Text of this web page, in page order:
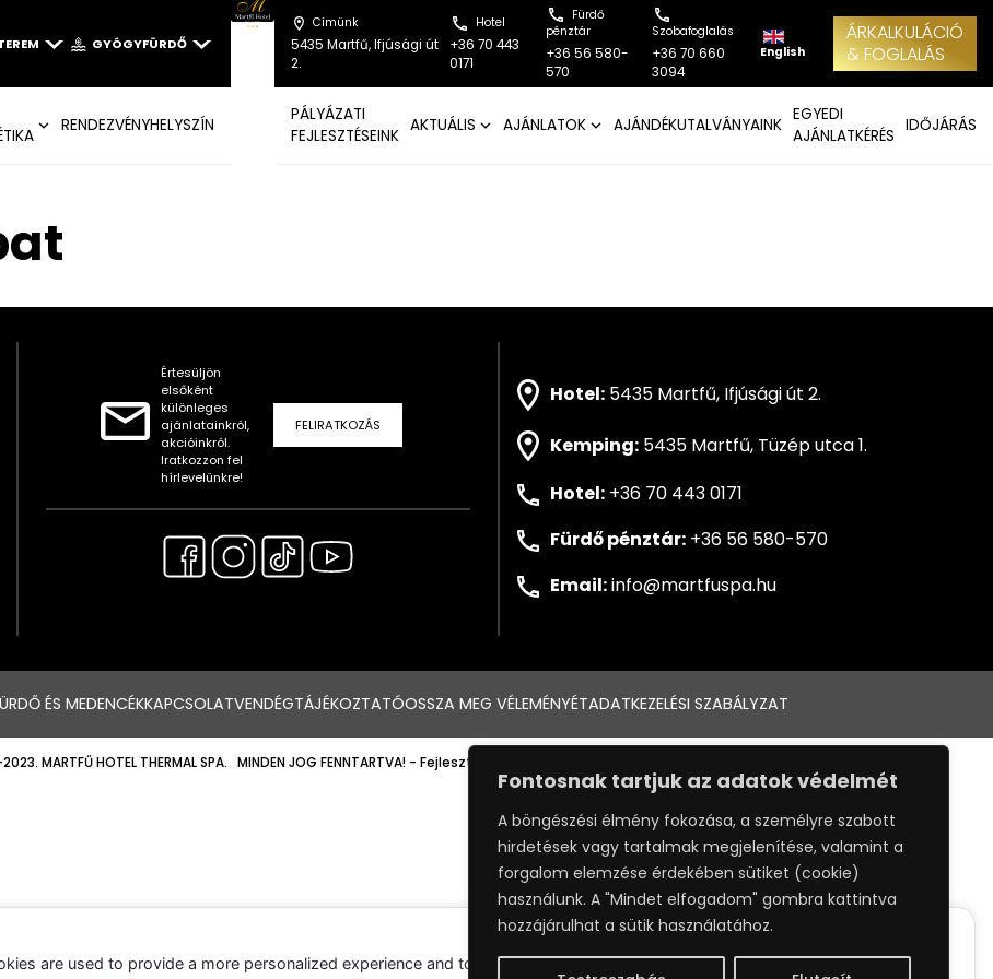
Fontosnak tartjuk az adatok védelmét
A böngészési élmény fokozása, a személyre szabott
hirdetések vagy tartalmak megjelenítése, valamint a
forgalom elemzése érdekében sütiket (cookie)
használunk. A "Mindet elfogadom" gombra kattintva
hozzájárulhat a sütik használatához.
GYÓGYFÜRDŐ
RENDEZVÉNYHELYSZÍN
Címünk
5435 Martfű, Ifjúsági út
2.
Hotel
+36 70 443
0171
Fürdő
pénztár
+36 56 580-
570
Szobafoglalás
+36 70 660
3094
English
ÁRKALKULÁCIÓ
& FOGLALÁS
PÁLYÁZATI
FEJLESZTÉSEINK
AKTUÁLIS AJÁNLATOK AJÁNDÉKUTALVÁNYAINK
EGYEDI
AJÁNLATKÉRÉS
IDŐJÁRÁS
Értesüljön
elsőként
különleges
ajánlatainkról,
akcióinkról.
Iratkozzon fel
hírlevelünkre!
FELIRATKOZÁS
Hotel: 5435 Martfű, Ifjúsági út 2.
Kemping: 5435 Martfű, Tüzép utca 1.
Hotel: +36 70 443 0171
Fürdő pénztár: +36 56 580-570
Email:info@martfuspa.hu
ÉS MEDENCÉKKAPCSOLATVENDÉGTÁJÉKOZTATÓOSSZA MEG VÉLEMÉNYÉTADATKEZELÉSI SZABÁLYZAT
MARTFŰ HOTEL THERMAL SPA. MINDEN JOG FENNTARTVA! - Fejlesztette:
are used to provide a more personalized experience and to track your whereabouts around